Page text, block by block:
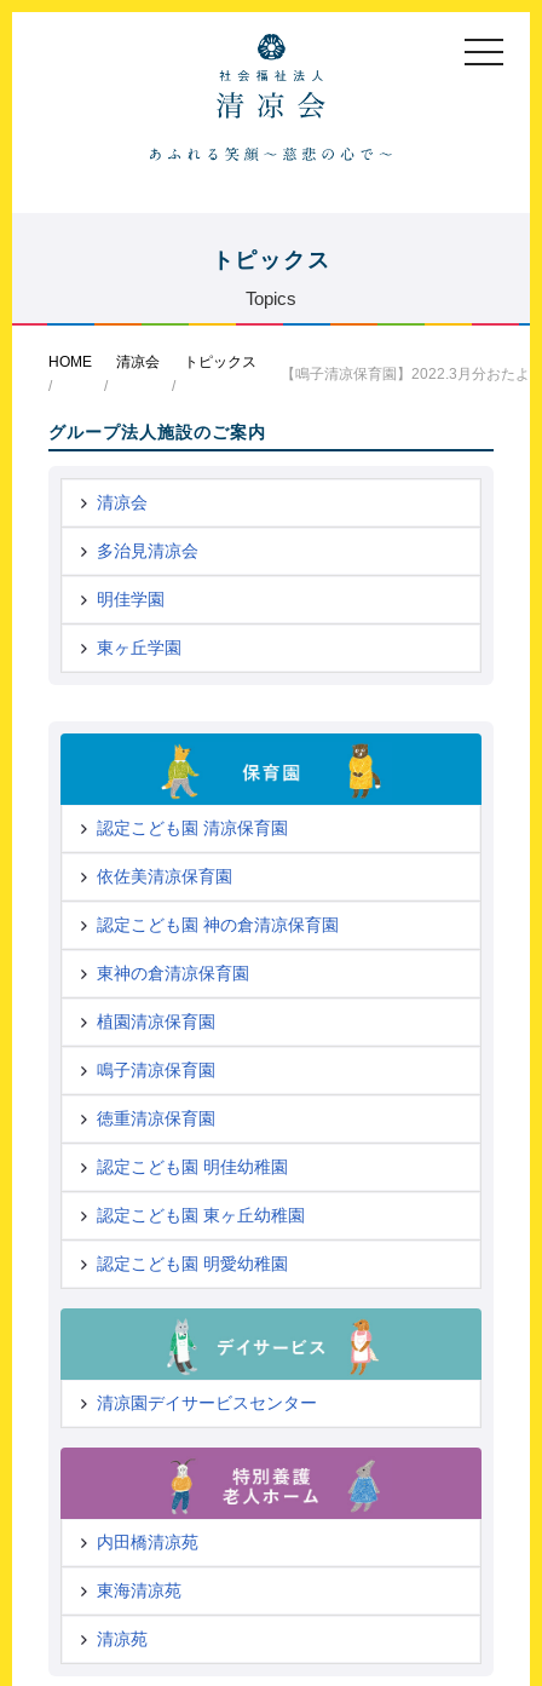
toggle
トピックス
Topics
HOME 清凉会 トピックス
【鳴子清凉保育園】2022.3月分おたよ
グループ法人施設のご案内
清凉会
多治見清凉会
明佳学園
東ヶ丘学園
認定こども園 清凉保育園
依佐美清凉保育園
認定こども園 神の倉清凉保育園
東神の倉清凉保育園
植園清凉保育園
鳴子清凉保育園
徳重清凉保育園
認定こども園 明佳幼稚園
認定こども園 東ヶ丘幼稚園
認定こども園 明愛幼稚園
清凉園デイサービスセンター
内田橋清凉苑
東海清凉苑
清凉苑